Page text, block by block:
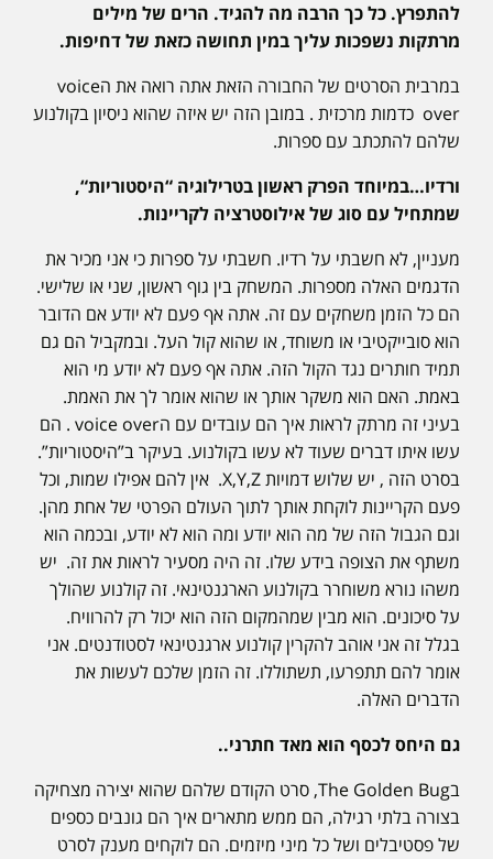
להתפרץ. כל כך הרבה מה להגיד. הרים של מילים
מרתקות נשפכות עליך במין תחושה כזאת של דחיפות.
במרבית הסרטים של החבורה הזאת אתה רואה את הvoice
over כדמות מרכזית . במובן הזה יש איזה שהוא ניסיון בקולנוע
שלהם להתכתב עם ספרות.
ורדיו…במיוחד הפרק ראשון בטרילוגיה “היסטוריות“,
שמתחיל עם סוג של אילוסטרציה לקריינות.
מעניין, לא חשבתי על רדיו. חשבתי על ספרות כי אני מכיר את
הדגמים האלה מספרות. המשחק בין גוף ראשון, שני או שלישי.
הם כל הזמן משחקים עם זה. אתה אף פעם לא יודע אם הדובר
הוא סובייקטיבי או משוחד, או שהוא קול העל. ובמקביל הם גם
תמיד חותרים נגד הקול הזה. אתה אף פעם לא יודע מי הוא
באמת. האם הוא משקר אותך או שהוא אומר לך את האמת.
בעיני זה מרתק לראות איך הם עובדים עם הvoice over . הם
עשו איתו דברים שעוד לא עשו בקולנוע. בעיקר ב”היסטוריות”.
בסרט הזה , יש שלוש דמויות X,Y,Z. אין להם אפילו שמות, וכל
פעם הקריינות לוקחת אותך לתוך העולם הפרטי של אחת מהן.
וגם הגבול הזה של מה הוא יודע ומה הוא לא יודע, ובכמה הוא
משתף את הצופה בידע שלו. זה היה מסעיר לראות את זה. יש
משהו נורא משוחרר בקולנוע הארגנטינאי. זה קולנוע שהולך
על סיכונים. הוא מבין שמהמקום הזה הוא יכול רק להרוויח.
בגלל זה אני אוהב להקרין קולנוע ארגנטינאי לסטודנטים. אני
אומר להם תתפרעו, תשתוללו. זה הזמן שלכם לעשות את
הדברים האלה.
גם היחס לכסף הוא מאד חתרני..
בThe Golden Bug, סרט הקודם שלהם שהוא יצירה מצחיקה
בצורה בלתי רגילה, הם ממש מתארים איך הם גונבים כספים
של פסטיבלים ושל כל מיני מיזמים. הם לוקחים מענק לסרט